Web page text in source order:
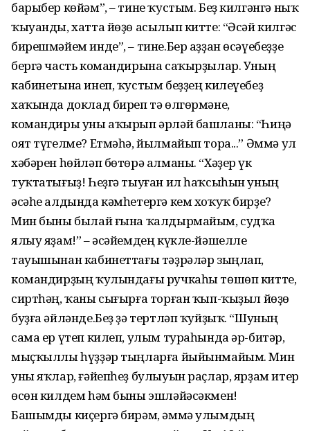
барыбер көйәм”, – тине ҡустым. Беҙ килгәнгә ныҡ
ҡыуанды, хатта йөҙө асылып китте: “Әсәй килгәс
бирешмәйем инде”, – тине.Бер аҙҙан өсәүебеҙҙе
бергә часть командирына саҡырҙылар. Уның
кабинетына инеп, ҡустым беҙҙең килеүебеҙ
хаҡында доклад биреп тә өлгөрмәне,
командиры уны аҡырып әрләй башланы: “Һиңә
оят түгелме? Етмәһә, йылмайып тора...” Әммә ул
хәбәрен һөйләп бөтөрә алманы. “Хәҙер үк
туҡтатығыҙ! Һеҙгә тыуған ил һаҡсыһын уның
әсәһе алдында кәмһетергә кем хоҡуҡ бирҙе?
Мин быны былай ғына ҡалдырмайым, судҡа
ялыу яҙам!” – әсәйемдең күкле-йәшелле
тауышынан кабинеттағы тәҙрәләр зыңлап,
командирҙың ҡулындағы ручкаһы төшөп китте,
сиртһәң, ҡаны сығырға торған ҡып-ҡыҙыл йөҙө
буҙға әйләнде.Беҙ ҙә тертләп ҡуйҙыҡ. “Шуның
сама ер үтеп килеп, улым тураһында әр-битәр,
мыҫҡыллы һүҙҙәр тыңларға йыйынмайым. Мин
уны яҡлар, ғәйепһеҙ булыуын раҫлар, ярҙам итер
өсөн килдем һәм быны эшләйәсәкмен!
Башымды киҫергә бирәм, әммә улымдың